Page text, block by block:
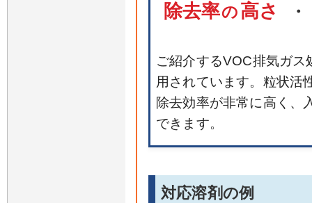
除去率の高さ ・
ご紹介するVOC排気ガ
用されています。粒状活
除去効率が非常に高く、
できます。
対応溶剤の例